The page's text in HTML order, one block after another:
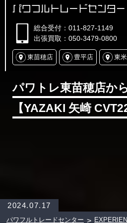
パワフルトレードセンター
総合受付：011-827-1149
出張買取：050-3479-0800
東苗穂店 豊平店 東
パワトレ東苗穂店か
【YAZAKI 矢崎
2024.07.17
パワフルトレードセンター >